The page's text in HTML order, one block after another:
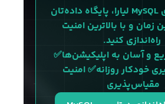
با هاست ابری MySQL لیارا، پایگاه داده‌تان
زمان و با بالاترین امنیت
راه‌اندازی کنید.
✅ اتصال سریع و آسان به اپلیکیشن‌ها✅
خودکار روزانه✅ امنیت
مقیاس‌پذیری